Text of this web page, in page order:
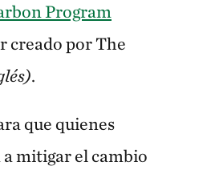
Program
creado por The
.
que quienes
a mitigar el cambio